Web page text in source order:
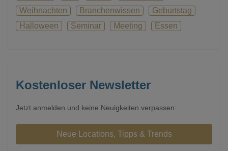
Weihnachten
Branchenwissen
Geburtstag
Halloween
Seminar Meeting Essen
Kostenloser Newsletter
Jetzt anmelden und keine Neuigkeiten verpassen: